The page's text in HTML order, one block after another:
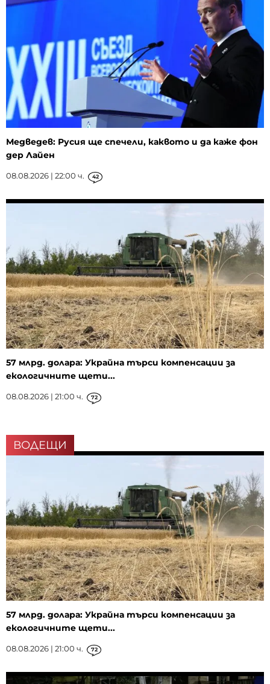
Медведев: Русия ще спечели, каквото и да каже фон
дер Лайен
08.08.2026 | 22:00 ч. 42
57 млрд. долара: Украйна търси компенсации за
екологичните щети...
08.08.2026 | 21:00 ч. 72
ВОДЕЩИ
57 млрд. долара: Украйна търси компенсации за
екологичните щети...
08.08.2026 | 21:00 ч. 72